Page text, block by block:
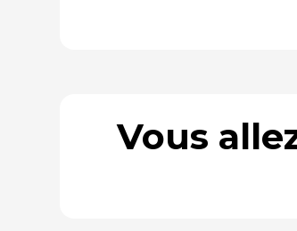
Vous